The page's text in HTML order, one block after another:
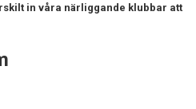
in våra närliggande klubbar att